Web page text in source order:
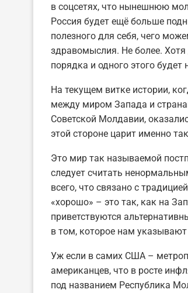
в соцсетях, что нынешнюю
Россия будет ещё больше
полезного для себя, чего
здравомыслия. Не более. Хотя
порядка и одного этого будет
На текущем витке истории,
между миром Запада и
Советской Молдавии,
этой стороне царит именно
Это мир так называемой
следует считать
всего, что связано с
«хорошо» – это так, как на
приветствуются
в том, которое нам
Уж если в самих США –
американцев, что в росте
под названием Республика